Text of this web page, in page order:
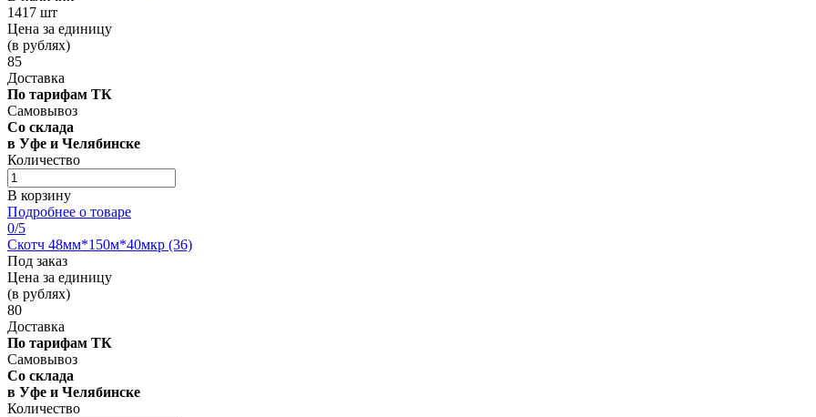
1417 шт
Цена за единицу
(в рублях)
85
Доставка
По тарифам ТК
Самовывоз
Со склада
в Уфе и Челябинске
Количество
В корзину
Подробнее о товаре
0/5
Скотч 48мм*150м*40мкр (36)
Под заказ
Цена за единицу
(в рублях)
80
Доставка
По тарифам ТК
Самовывоз
Со склада
в Уфе и Челябинске
Количество